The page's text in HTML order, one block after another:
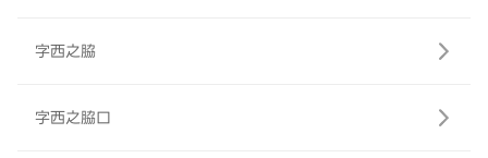
字西之脇
字西之脇口